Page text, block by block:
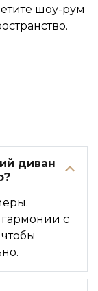
шоу-рум
диван
гармонии с